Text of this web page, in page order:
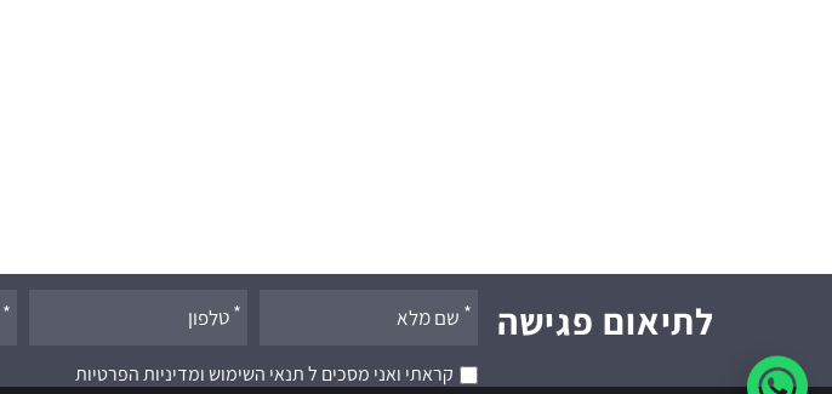
לתיאום פגישה
אנא
אתקראתי ואני מסכים ל תנאי השימוש ומדיניות הפרטיות